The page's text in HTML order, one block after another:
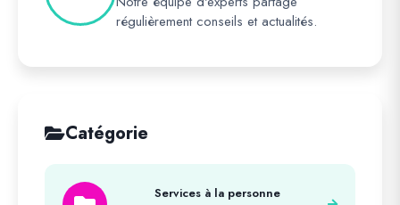
régulièrement conseils et actualités.
Catégorie
Services à la personne